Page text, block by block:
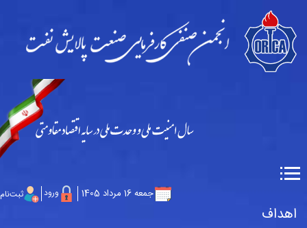
جمعه 16 مرداد 1405 ثبت‌نام ورود
اهداف